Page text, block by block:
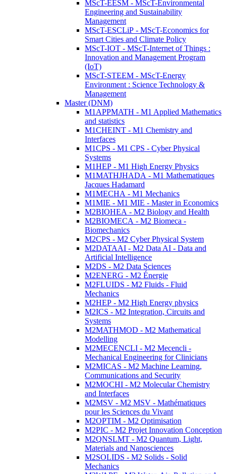
MScT-EESM - MScT-Environmental
Engineering and Sustainability
Management
MScT-ESCLiP - MScT-Economics for
Smart Cities and Climate Policy
MScT-IOT - MScT-Internet of Things :
Innovation and Management Program
(IoT)
MScT-STEEM - MScT-Energy
Environment : Science Technology &
Management
Master (DNM)
M1APPMATH - M1 Applied Mathematics
and statistics
M1CHEINT - M1 Chemistry and
Interfaces
M1CPS - M1 CPS - Cyber Physical
Systems
M1HEP - M1 High Energy Physics
M1MATHJHADA - M1 Mathematiques
Jacques Hadamard
M1MECHA - M1 Mechanics
M1MIE - M1 MIE - Master in Economics
M2BIOHEA - M2 Biology and Health
M2BIOMECA - M2 Biomeca -
Biomechanics
M2CPS - M2 Cyber Physical System
M2DATAAI - M2 Data AI - Data and
Artificial Intelligence
M2DS - M2 Data Sciences
M2ENERG - M2 Énergie
M2FLUIDS - M2 Fluids - Fluid
Mechanics
M2HEP - M2 High Energy physics
M2ICS - M2 Integration, Circuits and
Systems
M2MATHMOD - M2 Mathematical
Modelling
M2MECENCLI - M2 Mecencli -
Mechanical Engineering for Clinicians
M2MICAS - M2 Machine Learning,
Communications and Security
M2MOCHI - M2 Molecular Chemistry
and Interfaces
M2MSV - M2 MSV - Mathématiques
pour les Sciences du Vivant
M2OPTIM - M2 Optimisation
M2PIC - M2 Projet Innovation Conception
M2QNSLMT - M2 Quantum, Light,
Materials and Nanosciences
M2SOLIDS - M2 Solids - Solid
Mechanics